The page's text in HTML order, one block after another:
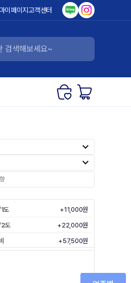
마이페이지고객센터
도 +11,000원
2도 +22,000원
+57,500원